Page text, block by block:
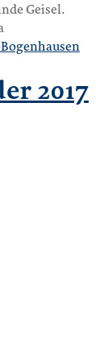
Geisel.
2017